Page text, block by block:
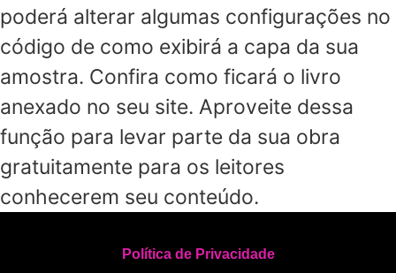
poderá alterar algumas configurações no
código de como exibirá a capa da sua
amostra. Confira como ficará o livro
anexado no seu site. Aproveite dessa
função para levar parte da sua obra
gratuitamente para os leitores
conhecerem seu conteúdo.
Política de Privacidade